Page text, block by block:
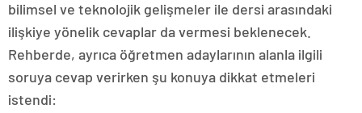
bilimsel ve teknolojik gelişmeler ile dersi arasındaki
ilişkiye yönelik cevaplar da vermesi beklenecek.
Rehberde, ayrıca öğretmen adaylarının alanla ilgili
soruya cevap verirken şu konuya dikkat etmeleri
istendi: